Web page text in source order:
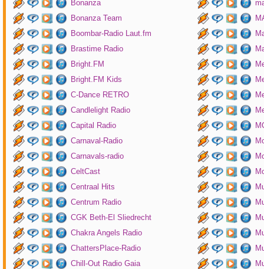
Bonanza
Bonanza Team
Boombar-Radio Laut.fm
Brastime Radio
Bright.FM
Bright.FM Kids
C-Dance RETRO
Candlelight Radio
Capital Radio
Carnaval-Radio
Carnavals-radio
CeltCast
Centraal Hits
Centrum Radio
CGK Beth-El Sliedrecht
Chakra Angels Radio
ChattersPlace-Radio
Chill-Out Radio Gaia